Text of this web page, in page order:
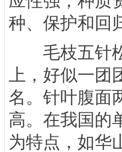
种、保护和回
毛枝五针松
上，好似一
名。针叶腹面
高。在我国的
为特点，如华